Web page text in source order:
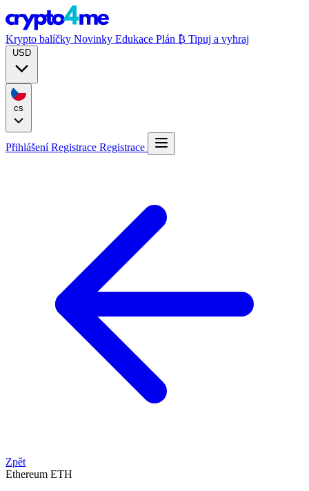
Krypto balíčky Novinky Edukace Plán ₿ Tipuj a vyhraj
PřihlášeníRegistrace Registrace
Zpět
Ethereum ETH